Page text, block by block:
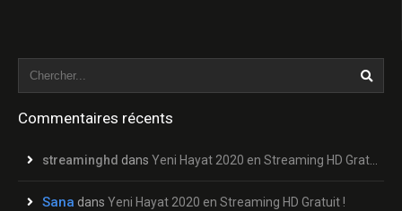
Commentaires récents
streaminghd dans Yeni Hayat 2020 en Streaming HD Gratuit !
Sana dans Yeni Hayat 2020 en Streaming HD Gratuit !